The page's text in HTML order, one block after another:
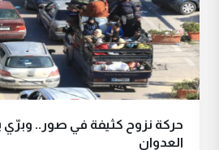
حركة نزوح كثيفة في صور..
العدوان